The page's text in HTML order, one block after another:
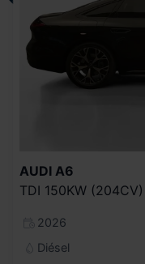
AUDI A6
TDI 150KW
2026
Diésel